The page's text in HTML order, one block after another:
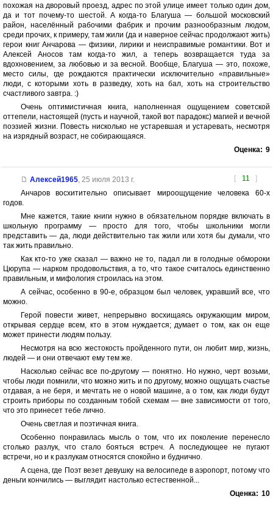
похожая на дворовый проезд, адрес по этой улице имеет только один дом,
да и тот почему-то шестой. А когда-то Благуша — большой московский
район, населённый рабочими фабрик и прочим разнообразным людом,
среди прочих, к примеру, там жили (да и наверное сейчас продолжают жить)
герои книг Анчарова — физики, лирики и неисправимые романтики. Вот и
Алексей Аносов там когда-то жил, а теперь возвращается туда за
вдохновением, за любовью и за весной. Вообще, Благуша — это, похоже,
место силы, где рождаются практически исключительно «правильные»
люди, с которыми хоть в разведку, хоть на бал, хоть на строительство
счастливого завтра. :)
Очень оптимистичная книга, наполненная ощущением советской
оттепели, настоящей (пусть и научной, такой вот парадокс) магией и вечной
поэзией жизни. Повесть нисколько не устаревшая и устаревать, несмотря
на изрядный возраст, не собирающаяся.
Оценка: 9
[ 11 ]
Алексей1965, 25 июля 2013 г.
Анчаров восхитительно описывает мироощущение человека 60-х
годов.
Мне кажется, такие книги нужно в обязательном порядке включать в
школьную программу — просто для того, чтобы школьники могли
представить — да, люди действительно так жили или хотя бы думали, что
так жить правильно.
Как кто-то уже сказал — важно не то, падал ли в голодные обмороки
Цюрупа — нарком продовольствия, а то, что такое считалось единственно
правильным, и мифология строилась на этом.
А сейчас, особенно в 90-е, образцом был человек, укравший все, что
можно.
Герой повести живет, непрерывно восхищаясь окружающим миром,
открывая сердце всем, кто в этом нуждается; думает о том, как он еще
может принести людям пользу.
Несмотря на всю жестокость пройденного пути, он любит мир, жизнь,
людей — и они отвечают ему тем же.
Насколько сейчас все по-другому — понятно. Но нужно, черт возьми,
чтобы люди помнили, что можно жить и по другому, можно ощущать счастье
отдавая, а не беря, и мечтать не о новой машине, а о том, как люди будут
строить приборы по созданным тобой схемам — вне зависимости от того,
что это принесет тебе лично.
Очень светлая и поэтичная книга.
Особенно понравилась мысль о том, что их поколение перенесло
столько разлук, что стало бояться встреч. А последующее не пугают
встречи, но и к разлукам относятся спокойно и буднично.
А сцена, где Поэт везет девушку на велосипеде в аэропорт, потому что
деньги кончились — выглядит настолько естественной...
Оценка: 10